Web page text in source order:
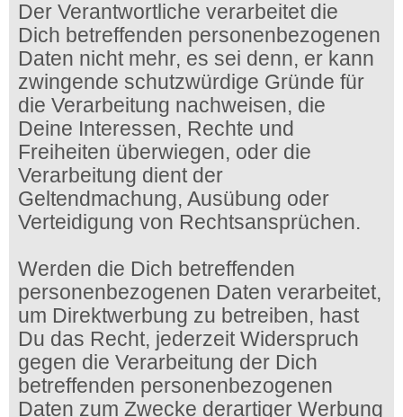
Der Verantwortliche verarbeitet die
Dich betreffenden personenbezogenen
Daten nicht mehr, es sei denn, er kann
zwingende schutzwürdige Gründe für
die Verarbeitung nachweisen, die
Deine Interessen, Rechte und
Freiheiten überwiegen, oder die
Verarbeitung dient der
Geltendmachung, Ausübung oder
Verteidigung von Rechtsansprüchen.
Werden die Dich betreffenden
personenbezogenen Daten verarbeitet,
um Direktwerbung zu betreiben, hast
Du das Recht, jederzeit Widerspruch
gegen die Verarbeitung der Dich
betreffenden personenbezogenen
Daten zum Zwecke derartiger Werbung